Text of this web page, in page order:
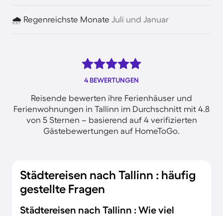
🌧️ Regenreichste Monate Juli und Januar
4 BEWERTUNGEN
Reisende bewerten ihre Ferienhäuser und
Ferienwohnungen in Tallinn im Durchschnitt mit 4.8
von 5 Sternen – basierend auf 4 verifizierten
Gästebewertungen auf HomeToGo.
Städtereisen nach Tallinn : häufig
gestellte Fragen
Städtereisen nach Tallinn : Wie viel